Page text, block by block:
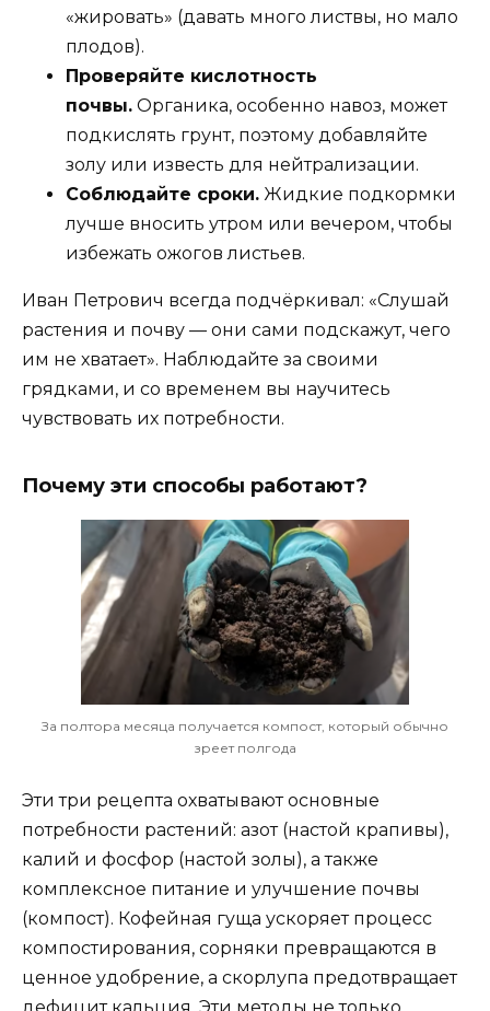
«жировать» (давать много листвы, но мало
плодов).
Проверяйте кислотность
почвы. Органика, особенно навоз, может
подкислять грунт, поэтому добавляйте
золу или известь для нейтрализации.
Соблюдайте сроки. Жидкие подкормки
лучше вносить утром или вечером, чтобы
избежать ожогов листьев.
Иван Петрович всегда подчёркивал: «Слушай
растения и почву — они сами подскажут, чего
им не хватает». Наблюдайте за своими
грядками, и со временем вы научитесь
чувствовать их потребности.
Почему эти способы работают?
За полтора месяца получается компост, который обычно
зреет полгода
Эти три рецепта охватывают основные
потребности растений: азот (настой крапивы),
калий и фосфор (настой золы), а также
комплексное питание и улучшение почвы
(компост). Кофейная гуща ускоряет процесс
компостирования, сорняки превращаются в
ценное удобрение, а скорлупа предотвращает